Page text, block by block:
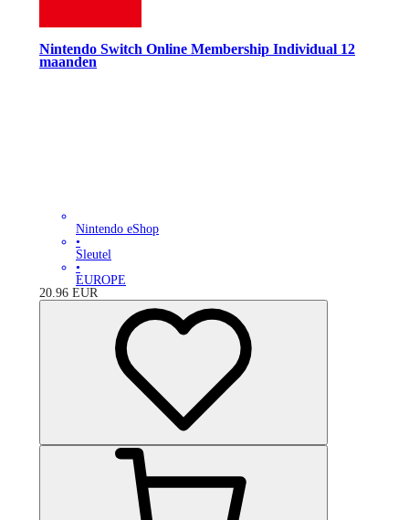
Nintendo Switch Online Membership Individual 12
maanden
Nintendo eShop
•
Sleutel
•
EUROPE
20.96 EUR